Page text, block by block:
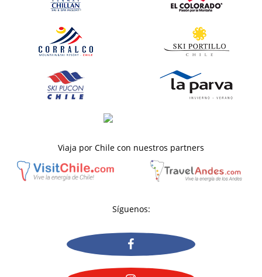
Viaja por Chile con nuestros partners
Síguenos: